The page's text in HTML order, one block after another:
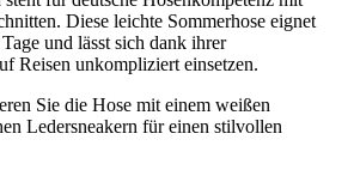
Diese leichte Sommerhose eignet
und lässt sich dank ihrer
Reisen unkompliziert einsetzen.
Sie die Hose mit einem weißen
Ledersneakern für einen stilvollen